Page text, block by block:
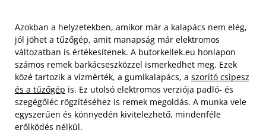
Azokban a helyzetekben, amikor már a kalapács nem elég,
jól jöhet a tűzőgép, amit manapság már elektromos
változatban is értékesítenek. A butorkellek.eu honlapon
számos remek barkácseszközzel ismerkedhet meg. Ezek
közé tartozik a vízmérték, a gumikalapács, a szorító csipesz
és a tűzőgép is. Ez utolsó elektromos verziója padló- és
szegégőléc rögzítéséhez is remek megoldás. A munka vele
egyszerűen és könnyedén kivitelezhető, mindenféle
erőlködés nélkül.